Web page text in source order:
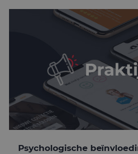
Psychologische